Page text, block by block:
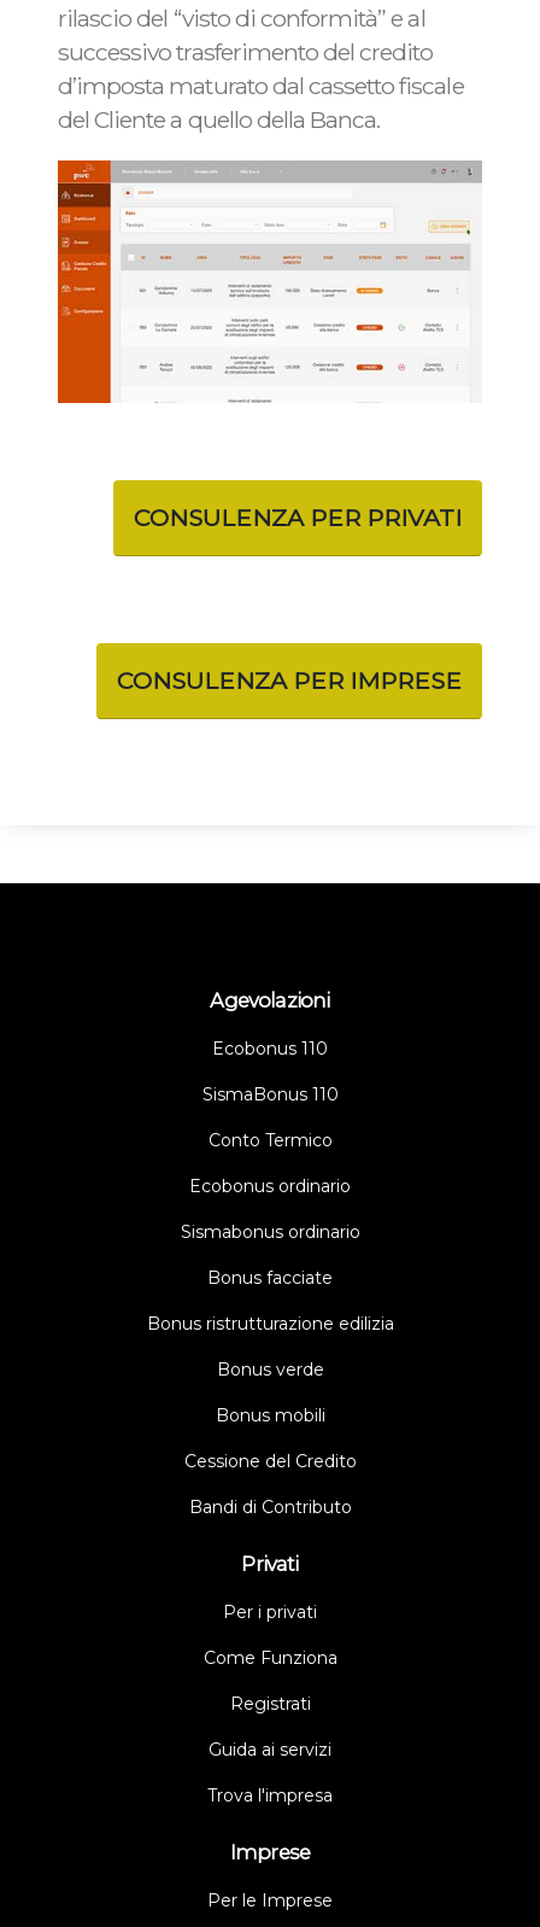
rilascio del “visto di conformità” e al
successivo trasferimento del credito
d’imposta maturato dal cassetto fiscale
del Cliente a quello della Banca.
CONSULENZA PER PRIVATI
CONSULENZA PER IMPRESE
Agevolazioni
Ecobonus 110
SismaBonus 110
Conto Termico
Ecobonus ordinario
Sismabonus ordinario
Bonus facciate
Bonus ristrutturazione edilizia
Bonus verde
Bonus mobili
Cessione del Credito
Bandi di Contributo
Privati
Per i privati
Come Funziona
Registrati
Guida ai servizi
Trova l'impresa
Imprese
Per le Imprese